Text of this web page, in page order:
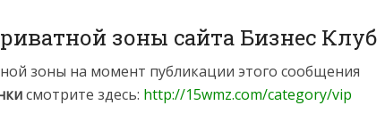
зоны сайта Бизнес Клуб
зоны на момент публикации этого сообщения
смотрите здесь: http://15wmz.com/category/vip